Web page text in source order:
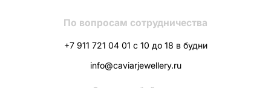
По вопросам сотрудничества
+7 911 721 04 01 с 10 до 18 в будни
info@caviarjewellery.ru